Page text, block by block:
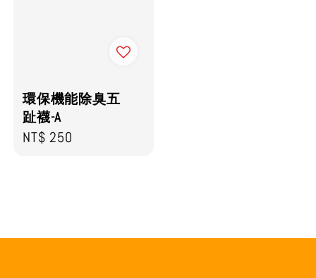
環保機能除臭五
趾襪-A
Regular
NT$ 250